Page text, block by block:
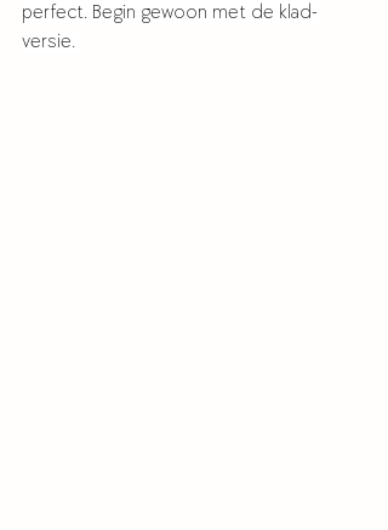
perfect. Begin gewoon met de klad-
versie.